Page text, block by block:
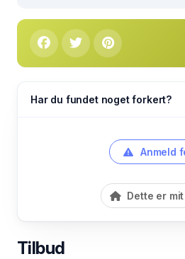
Har du fundet noget forkert?
Anmeld
Dette er
Tilbud